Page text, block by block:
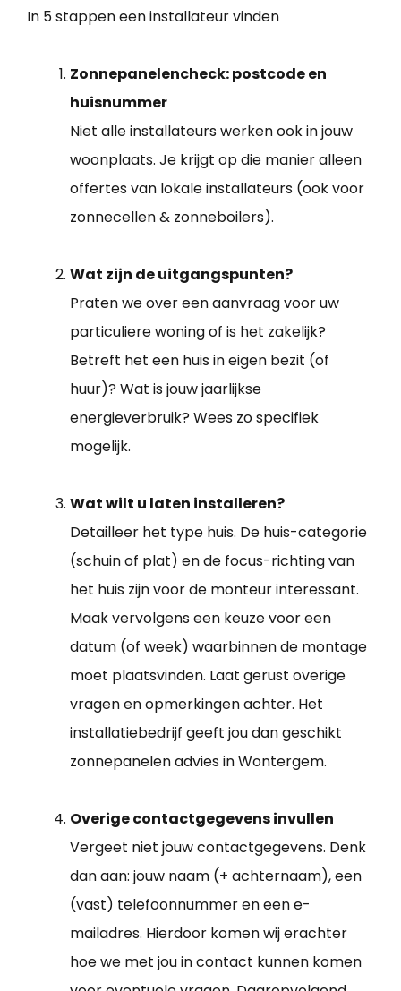
In 5 stappen een installateur vinden
Zonnepanelencheck: postcode en
huisnummer
Niet alle installateurs werken ook in jouw
woonplaats. Je krijgt op die manier alleen
offertes van lokale installateurs (ook voor
zonnecellen & zonneboilers).
Wat zijn de uitgangspunten?
Praten we over een aanvraag voor uw
particuliere woning of is het zakelijk?
Betreft het een huis in eigen bezit (of
huur)? Wat is jouw jaarlijkse
energieverbruik? Wees zo specifiek
mogelijk.
Wat wilt u laten installeren?
Detailleer het type huis. De huis-categorie
(schuin of plat) en de focus-richting van
het huis zijn voor de monteur interessant.
Maak vervolgens een keuze voor een
datum (of week) waarbinnen de montage
moet plaatsvinden. Laat gerust overige
vragen en opmerkingen achter. Het
installatiebedrijf geeft jou dan geschikt
zonnepanelen advies in Wontergem.
Overige contactgegevens invullen
Vergeet niet jouw contactgegevens. Denk
dan aan: jouw naam (+ achternaam), een
(vast) telefoonnummer en een e-
mailadres. Hierdoor komen wij erachter
hoe we met jou in contact kunnen komen